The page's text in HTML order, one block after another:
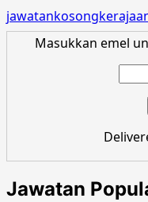
Masukkan emel
Jawatan